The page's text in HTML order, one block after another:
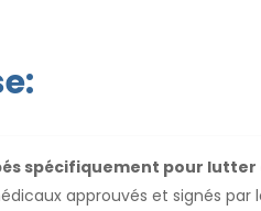
spécifiquement pour
approuvés et signés par